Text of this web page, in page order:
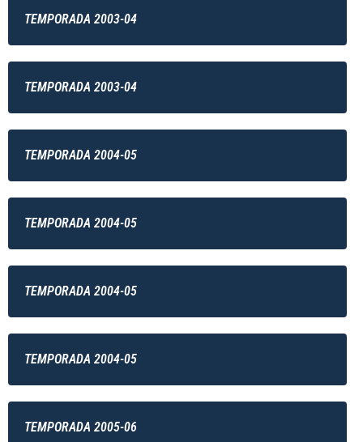
TEMPORADA 2003-04
TEMPORADA 2003-04
TEMPORADA 2004-05
TEMPORADA 2004-05
TEMPORADA 2004-05
TEMPORADA 2004-05
TEMPORADA 2005-06